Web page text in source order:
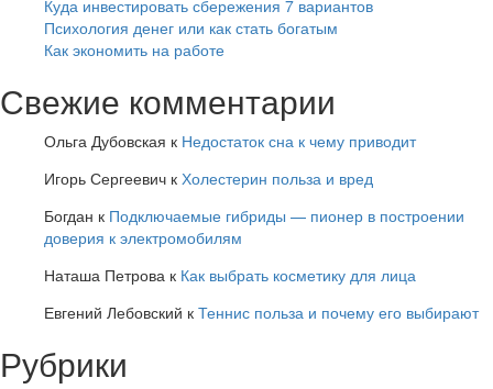
Куда инвестировать сбережения 7 вариантов
Психология денег или как стать богатым
Как экономить на работе
Свежие комментарии
Ольга Дубовская к Недостаток сна к чему приводит
Игорь Сергеевич к Холестерин польза и вред
Богдан к Подключаемые гибриды — пионер в построении
доверия к электромобилям
Наташа Петрова к Как выбрать косметику для лица
Евгений Лебовский к Теннис польза и почему его выбирают
Рубрики